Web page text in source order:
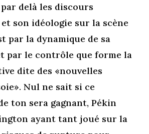
delà les discours
son idéologie sur la scène
par la dynamique de sa
par le contrôle que forme la
dite des «nouvelles
Nul ne sait si ce
ton sera gagnant, Pékin
ayant tant joué sur la